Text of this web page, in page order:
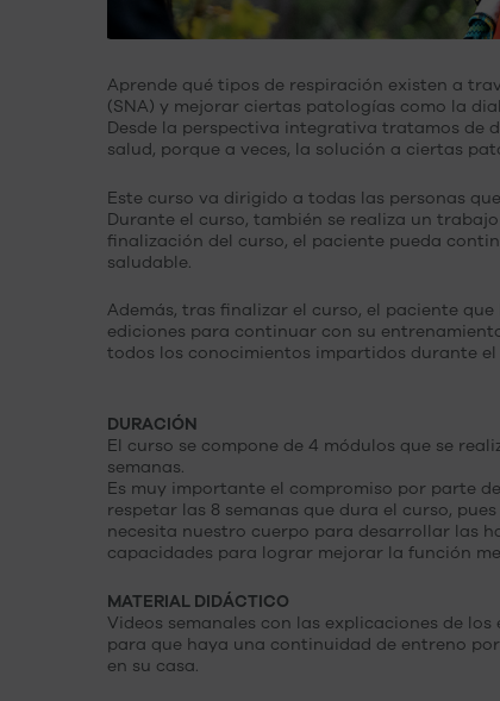
Aprende qué tipos de respiración existen a
(SNA) y mejorar ciertas patologías como la
Desde la perspectiva integrativa tratamos de
salud, porque a veces, la solución a ciertas
Este curso va dirigido a todas las personas
Durante el curso, también se realiza un
finalización del curso, el paciente pueda
saludable.
Además, tras finalizar el curso, el paciente
ediciones para continuar con su
todos los conocimientos impartidos durante
DURACIÓN
El curso se compone de 4 módulos que se
semanas.
Es muy importante el compromiso por parte
respetar las 8 semanas que dura el curso,
necesita nuestro cuerpo para desarrollar las
capacidades para lograr mejorar la función
MATERIAL DIDÁCTICO
Videos semanales con las explicaciones de
para que haya una continuidad de entreno
en su casa.